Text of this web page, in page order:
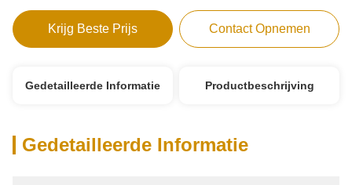
Krijg Beste Prijs Contact Opnemen
Gedetailleerde Informatie Productbeschrijving
Gedetailleerde Informatie